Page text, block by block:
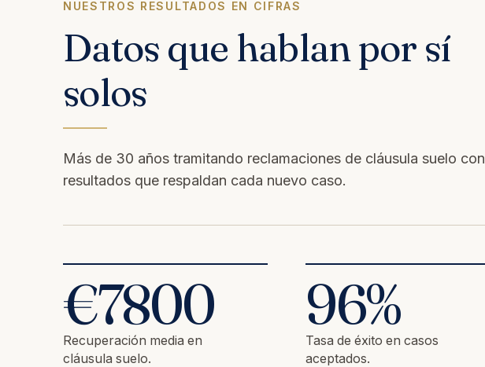
NUESTROS RESULTADOS EN CIFRAS
Datos que hablan por sí
solos
Más de 30 años tramitando reclamaciones de cláusula suelo con
resultados que respaldan cada nuevo caso.
€7800
Recuperación media en
cláusula suelo.
96%
Tasa de éxito en casos
aceptados.